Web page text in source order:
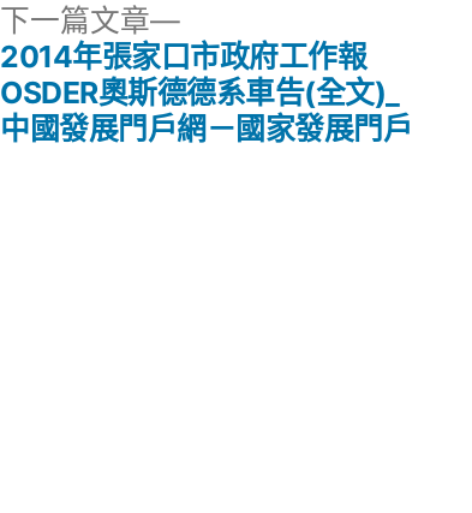
下一篇文章
下
一
篇
文
2014年張家口市政府工作報
OSDER奧斯德德系車告(全文)_
中國發展門戶網－國家發展門戶